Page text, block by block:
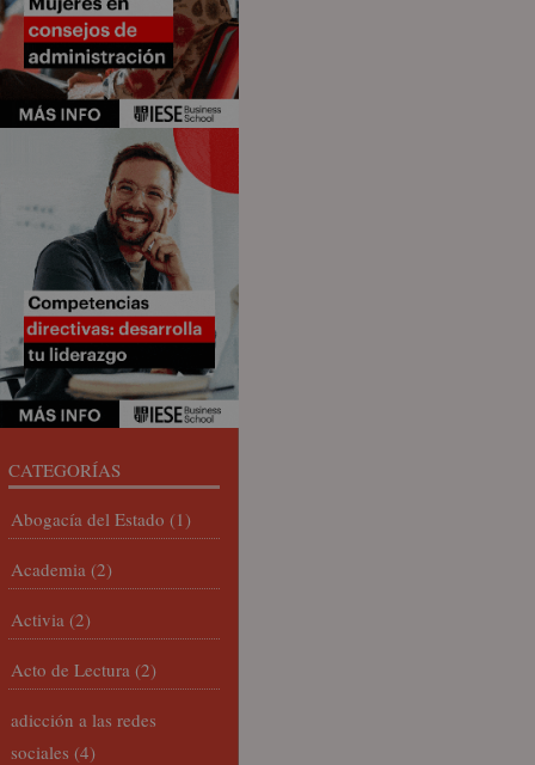
CATEGORÍAS
Abogacía del Estado (1)
Academia (2)
Activia (2)
Acto de Lectura (2)
adicción a las redes
sociales (4)